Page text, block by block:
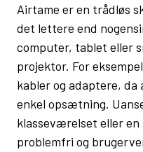
Airtame er en trådløs
det lettere end
computer, tablet eller
projektor. For
kabler og adaptere,
enkel opsætning.
klasseværelset eller
problemfri og